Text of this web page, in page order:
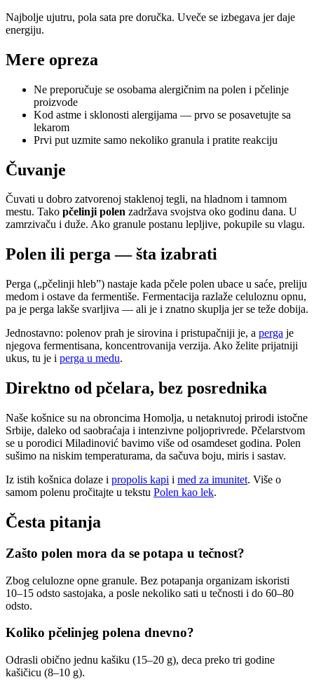
Najbolje ujutru, pola sata pre doručka. Uveče se izbegava jer daje
energiju.
Mere opreza
Ne preporučuje se osobama alergičnim na polen i pčelinje
proizvode
Kod astme i sklonosti alergijama — prvo se posavetujte sa
lekarom
Prvi put uzmite samo nekoliko granula i pratite reakciju
Čuvanje
Čuvati u dobro zatvorenoj staklenoj tegli, na hladnom i tamnom
mestu. Tako pčelinji polen zadržava svojstva oko godinu dana. U
zamrzivaču i duže. Ako granule postanu lepljive, pokupile su vlagu.
Polen ili perga — šta izabrati
Perga („pčelinji hleb”) nastaje kada pčele polen ubace u saće, preliju
medom i ostave da fermentiše. Fermentacija razlaže celuloznu opnu,
pa je perga lakše svarljiva — ali je i znatno skuplja jer se teže dobija.
Jednostavno: polenov prah je sirovina i pristupačniji je, a perga je
njegova fermentisana, koncentrovanija verzija. Ako želite prijatniji
ukus, tu je i perga u medu.
Direktno od pčelara, bez posrednika
Naše košnice su na obroncima Homolja, u netaknutoj prirodi istočne
Srbije, daleko od saobraćaja i intenzivne poljoprivrede. Pčelarstvom
se u porodici Miladinović bavimo više od osamdeset godina. Polen
sušimo na niskim temperaturama, da sačuva boju, miris i sastav.
Iz istih košnica dolaze i propolis kapi i med za imunitet. Više o
samom polenu pročitajte u tekstu Polen kao lek.
Česta pitanja
Zašto polen mora da se potapa u tečnost?
Zbog celulozne opne granule. Bez potapanja organizam iskoristi
10–15 odsto sastojaka, a posle nekoliko sati u tečnosti i do 60–80
odsto.
Koliko pčelinjeg polena dnevno?
Odrasli obično jednu kašiku (15–20 g), deca preko tri godine
kašičicu (8–10 g).